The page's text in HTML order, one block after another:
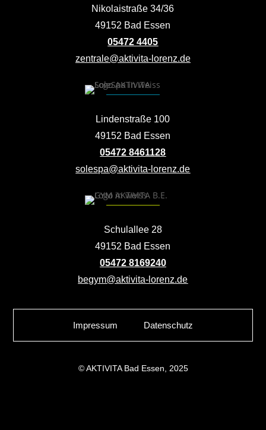
Nikolaistraße 34/36
49152 Bad Essen
05472 4405
zentrale@aktivita-lorenz.de
Lindenstraße 100
49152 Bad Essen
05472 8461128
solespa@aktivita-lorenz.de
Schulallee 28
49152 Bad Essen
05472 8169240
begym@aktivita-lorenz.de
Impressum Datenschutz
© AKTIVITA Bad Essen, 2025